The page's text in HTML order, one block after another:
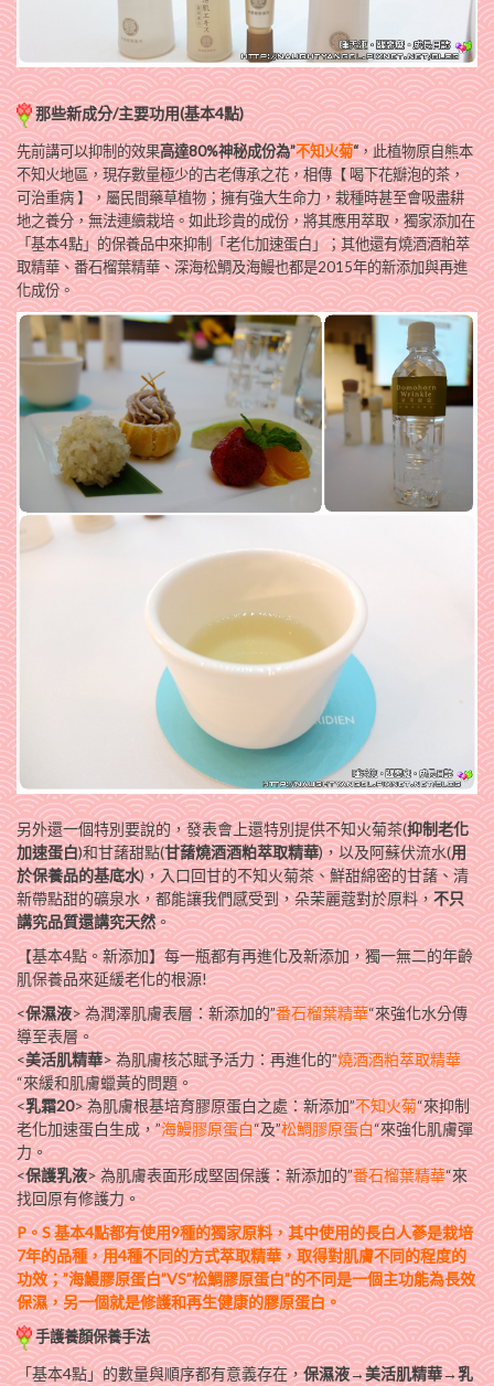
那些新成分/主要功用(基本4點)
先前講可以抑制的效果高達80%神秘成份為”不知火菊“，此植物原自熊本
不知火地區，現存數量極少的古老傳承之花，相傳【 喝下花瓣泡的茶，
可治重病 】，屬民間藥草植物；擁有強大生命力，栽種時甚至會吸盡耕
地之養分，無法連續栽培。如此珍貴的成份，將其應用萃取，獨家添加在
「基本4點」的保養品中來抑制「老化加速蛋白」；其他還有燒酒酒粕萃
取精華、番石榴葉精華、深海松鯛及海鰻也都是2015年的新添加與再進
化成份。
另外還一個特別要說的，發表會上還特別提供不知火菊茶(抑制老化
加速蛋白)和甘藷甜點(甘藷燒酒酒粕萃取精華)，以及阿蘇伏流水(用
於保養品的基底水)，入口回甘的不知火菊茶、鮮甜綿密的甘藷、清
新帶點甜的礦泉水，都能讓我們感受到，朵茉麗蔻對於原料，不只
講究品質還講究天然。
【基本4點。新添加】每一瓶都有再進化及新添加，獨一無二的年齡
肌保養品來延緩老化的根源!
<保濕液> 為潤澤肌膚表層：新添加的”番石榴葉精華“來強化水分傳
導至表層。
<美活肌精華> 為肌膚核芯賦予活力：再進化的”燒酒酒粕萃取精華
“來緩和肌膚蠟黃的問題。
<乳霜20> 為肌膚根基培育膠原蛋白之處：新添加”不知火菊“來抑制
老化加速蛋白生成，”海鰻膠原蛋白“及”松鯛膠原蛋白“來強化肌膚彈
力。
<保護乳液> 為肌膚表面形成堅固保護：新添加的”番石榴葉精華“來
找回原有修護力。
P。S 基本4點都有使用9種的獨家原料，其中使用的長白人蔘是栽培
7年的品種，用4種不同的方式萃取精華，取得對肌膚不同的程度的
功效；”海鰻膠原蛋白”VS”松鯛膠原蛋白”的不同是一個主功能為長效
保濕，另一個就是修護和再生健康的膠原蛋白。
手護養顏保養手法
「基本4點」的數量與順序都有意義存在，保濕液→美活肌精華→乳